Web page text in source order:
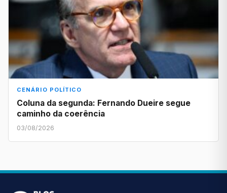
CENÁRIO POLÍTICO
Coluna da segunda: Fernando Dueire segue
caminho da coerência
03/08/2026